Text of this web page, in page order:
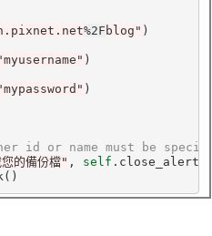
%2F blog" )
)
)
id or name must be
的備份檔" , self .